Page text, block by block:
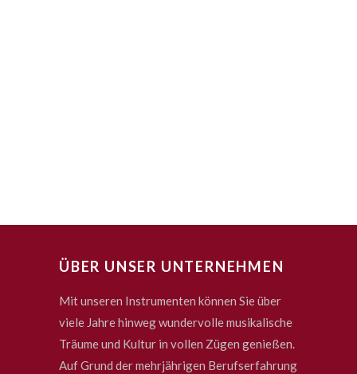
ÜBER UNSER UNTERNEHMEN
Mit unseren Instrumenten können Sie über
viele Jahre hinweg wundervolle musikalische
Träume und Kultur in vollen Zügen genießen.
Auf Grund der mehrjährigen Berufserfahrung